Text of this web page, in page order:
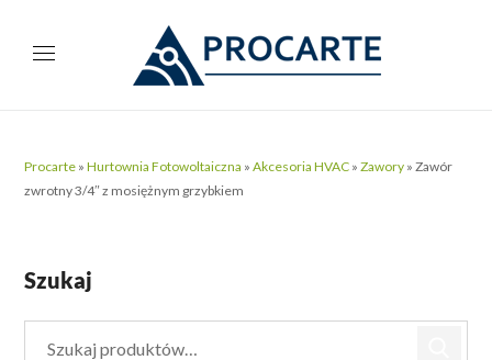
Procarte »Hurtownia Fotowoltaiczna »Akcesoria HVAC »Zawory »Zawór
zwrotny 3/4″ z mosiężnym grzybkiem
Szukaj